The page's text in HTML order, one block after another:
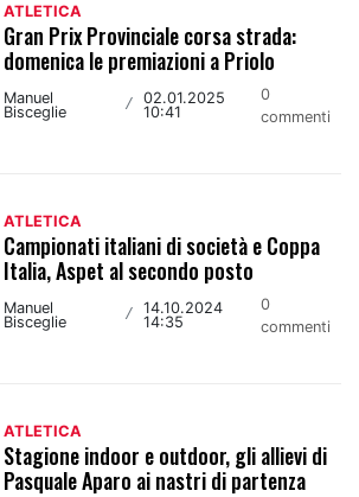
ATLETICA
Gran Prix Provinciale corsa strada:
domenica le premiazioni a Priolo
Manuel
Bisceglie
/
02.01.2025
10:41
0
commenti
ATLETICA
Campionati italiani di società e Coppa
Italia, Aspet al secondo posto
Manuel
Bisceglie
/
14.10.2024
14:35
0
commenti
ATLETICA
Stagione indoor e outdoor, gli allievi di
Pasquale Aparo ai nastri di partenza